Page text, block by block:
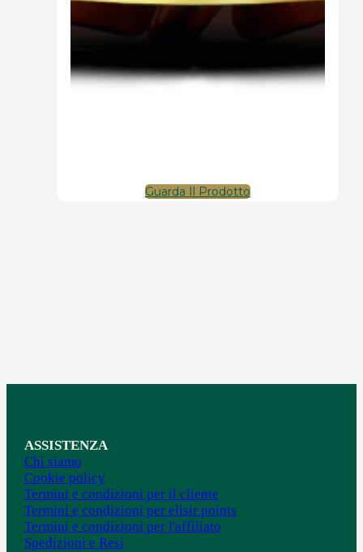
Guarda Il Prodotto
ASSISTENZA
Chi siamo
Cookie policy
Termini e condizioni per il cliente
Termini e condizioni per elisir points
Termini e condizioni per l'affiliato
Spedizioni e Resi